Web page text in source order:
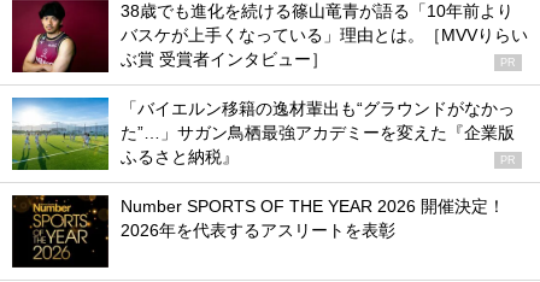
38歳でも進化を続ける篠山竜青が語る「10年前より
バスケが上手くなっている」理由とは。［MVVりらい
ぶ賞 受賞者インタビュー］
PR
「バイエルン移籍の逸材輩出も“グラウンドがなかっ
た”…」サガン鳥栖最強アカデミーを変えた『企業版
ふるさと納税』
PR
Number SPORTS OF THE YEAR 2026 開催決定！
2026年を代表するアスリートを表彰